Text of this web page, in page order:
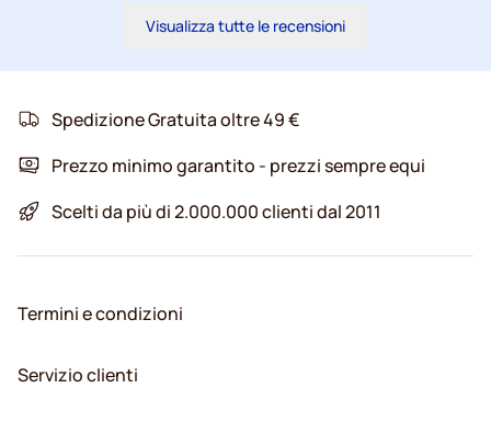
Visualizza tutte le recensioni
Spedizione Gratuita oltre 49 €
Prezzo minimo garantito - prezzi sempre equi
Scelti da più di 2.000.000 clienti dal 2011
Termini e condizioni
Servizio clienti